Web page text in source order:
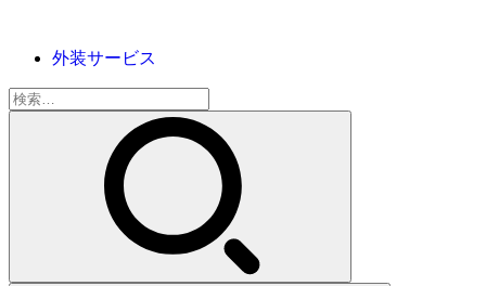
外装サービス
検
索: